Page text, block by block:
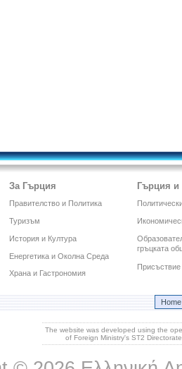
За Гърция
Правителство и Политика
Туризъм
История и Култура
Енергетика и Околна Среда
Храна и Гастрономия
Гърция и
гръцката
Home
The website was developed using the
of Foreign Ministry's ST2